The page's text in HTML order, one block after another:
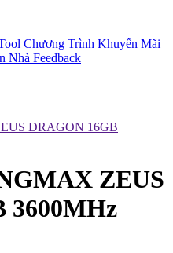
Chương Trình Khuyến Mãi
Nhà Feedback
DRAGON 16GB
ZEUS
3600MHz